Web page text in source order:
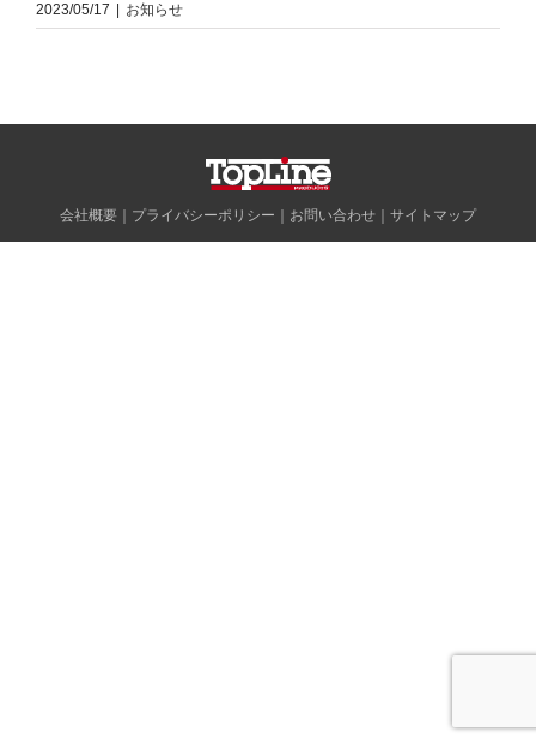
2023/05/17 お知らせ
会社概要 プライバシーポリシー お問い合わせ サイトマップ